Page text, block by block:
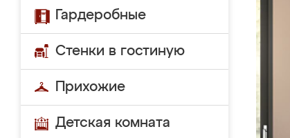
Гардеробные
Стенки в гостиную
Прихожие
Детская комната